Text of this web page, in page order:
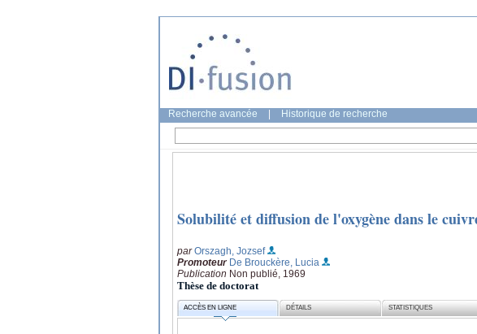
Recherche avancée Historique de recherche
Solubilité et diffusion de l'oxygène dans le
parOrszagh, Jozsef
Promoteur De Brouckère, Lucia
Publication Non publié, 1969
Thèse de doctorat
ACCÈS EN LIGNE DÉTAILS STATISTIQUES